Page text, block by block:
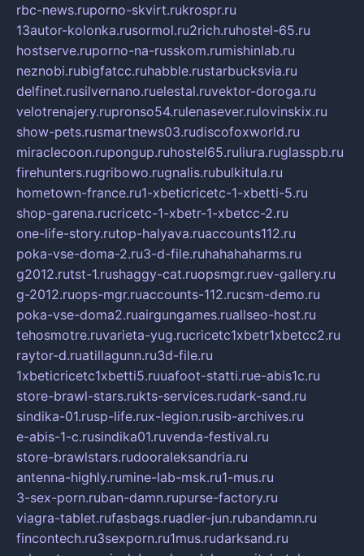
rbc-news.ruporno-skvirt.rukrospr.ru
13autor-kolonka.rusormol.ru2rich.ruhostel-65.ru
hostserve.ruporno-na-russkom.rumishinlab.ru
neznobi.rubigfatcc.ruhabble.rustarbucksvia.ru
delfinet.rusilvernano.ruelestal.ruvektor-doroga.ru
velotrenajery.rupronso54.rulenasever.rulovinskix.ru
show-pets.rusmartnews03.rudiscofoxworld.ru
miraclecoon.rupongup.ruhostel65.ruliura.ruglasspb.ru
firehunters.rugribowo.rugnalis.rubulkitula.ru
hometown-france.ru1-xbeticricetc-1-xbetti-5.ru
shop-garena.rucricetc-1-xbetr-1-xbetcc-2.ru
one-life-story.rutop-halyava.ruaccounts112.ru
poka-vse-doma-2.ru3-d-file.ruhahahaharms.ru
g2012.rutst-1.rushaggy-cat.ruopsmgr.ruev-gallery.ru
g-2012.ruops-mgr.ruaccounts-112.rucsm-demo.ru
poka-vse-doma2.ruairgungames.ruallseo-host.ru
tehosmotre.ruvarieta-yug.rucricetc1xbetr1xbetcc2.ru
raytor-d.ruatillagunn.ru3d-file.ru
1xbeticricetc1xbetti5.ruuafoot-statti.rue-abis1c.ru
store-brawl-stars.rukts-services.rudark-sand.ru
sindika-01.rusp-life.rux-legion.rusib-archives.ru
e-abis-1-c.rusindika01.ruvenda-festival.ru
store-brawlstars.rudooraleksandria.ru
antenna-highly.rumine-lab-msk.ru1-mus.ru
3-sex-porn.ruban-damn.rupurse-factory.ru
viagra-tablet.rufasbags.ruadler-jun.rubandamn.ru
fincontech.ru3sexporn.ru1mus.rudarksand.ru